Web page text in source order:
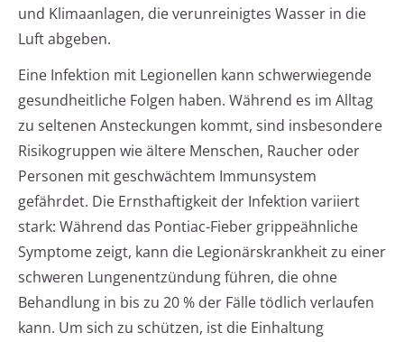
und Klimaanlagen, die verunreinigtes Wasser in die
Luft abgeben.
Eine Infektion mit Legionellen kann schwerwiegende
gesundheitliche Folgen haben. Während es im Alltag
zu seltenen Ansteckungen kommt, sind insbesondere
Risikogruppen wie ältere Menschen, Raucher oder
Personen mit geschwächtem Immunsystem
gefährdet. Die Ernsthaftigkeit der Infektion variiert
stark: Während das Pontiac-Fieber grippeähnliche
Symptome zeigt, kann die Legionärskrankheit zu einer
schweren Lungenentzündung führen, die ohne
Behandlung in bis zu 20 % der Fälle tödlich verlaufen
kann. Um sich zu schützen, ist die Einhaltung